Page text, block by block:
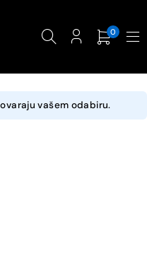
0
vašem odabiru.